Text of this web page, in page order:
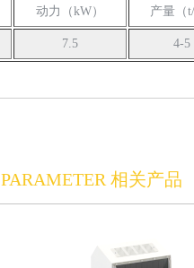
动力（kW） 产量（t/
7.5 4-5
PARAMETER 相关产品